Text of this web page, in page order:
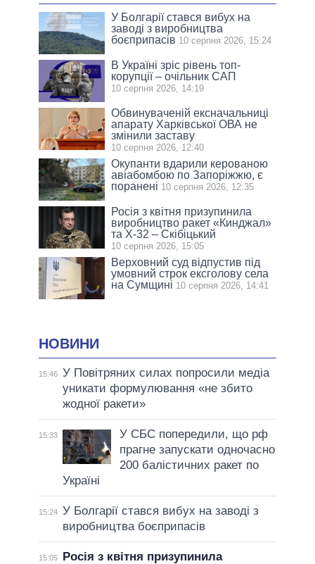
У Болгарії стався вибух на
заводі з виробництва
боєприпасів 10 серпня 2026, 15:24
В Україні зріс рівень топ-
корупції – очільник САП
10 серпня 2026, 14:19
Обвинуваченій ексначальниці
апарату Харківської ОВА не
змінили заставу
10 серпня 2026, 12:40
Окупанти вдарили керованою
авіабомбою по Запоріжжю, є
поранені 10 серпня 2026, 12:35
Росія з квітня призупинила
виробництво ракет «Кинджал»
та Х-32 – Скібіцький
10 серпня 2026, 15:05
Верховний суд відпустив під
умовний строк ексголову села
на Сумщині 10 серпня 2026, 14:41
НОВИНИ
15:46 У Повітряних силах попросили медіа
уникати формулювання «не збито
жодної ракети»
15:33
У СБС попередили, що рф
прагне запускати одночасно
200 балістичних ракет по
Україні
15:24 У Болгарії стався вибух на заводі з
виробництва боєприпасів
15:05
Росія з квітня призупинила